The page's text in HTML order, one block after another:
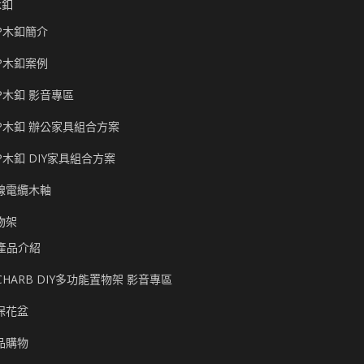
木釦簡介
木釦案例
木釦 影音專區
木釦 辦公家具組合方案
木釦 DIY家具組合方案
電纜木軸
架
品介紹
DIY多功能置物架 影音專區
花盆
購物